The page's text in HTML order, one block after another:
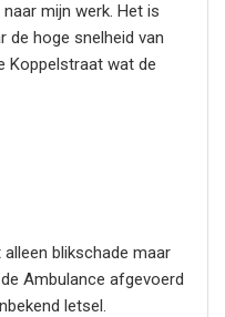
mijn werk. Het is
de hoge snelheid van
Koppelstraat wat de
blikschade maar
Ambulance afgevoerd
letsel.